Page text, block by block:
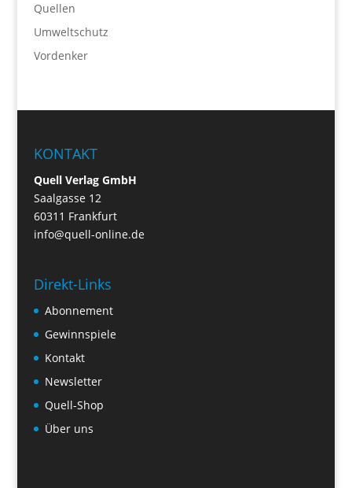
Quellen
Umweltschutz
Vordenker
KONTAKT
Quell Verlag GmbH
Saalgasse 12
60311 Frankfurt
info@quell-online.de
Direkt-Links
Abonnement
Gewinnspiele
Kontakt
Newsletter
Quell-Shop
Über uns